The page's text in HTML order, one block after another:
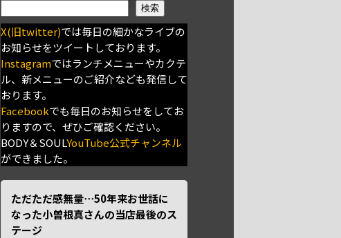
検索
X(旧twitter)では毎日の細かなライブの
お知らせをツイートしております。
Instagramではランチメニューやカクテ
ル、新メニューのご紹介なども発信して
おります。
Facebookでも毎日のお知らせをしてお
りますので、ぜひご確認ください。
BODY＆SOULYouTube公式チャンネル
ができました。
ただただ感無量⋯50年来お世話に
なった小曽根真さんの当店最後のス
テージ